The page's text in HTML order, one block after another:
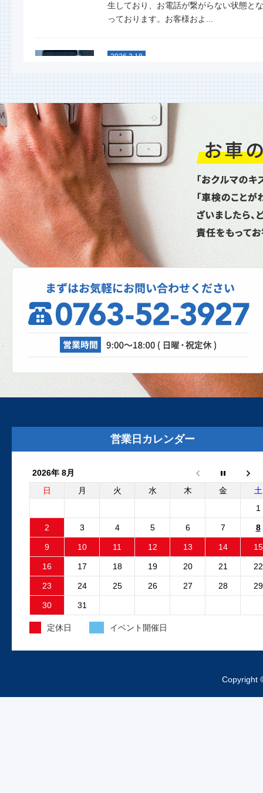
生しており、お電話が繋がらない状態とな
っております。お客様およ...
2026.3.18
タイヤ性能比較テスト命を預ける重要なタ
イヤ。単なる噂やネット情...
2026.1.6
新年あけましておめでとうござ
ます
昨年は格別のお引立てを賜り厚く御礼申し
上げます。本年もどうぞよろしくお願い申
し上げます。本日より通常...
スパネージ（スポット溶接機）
理、成功なるか！？
自動車修理工場では、日々さまざまな設備
が活躍しています。リフト、各エアツー
ル、溶接機、診断機etc....
2025.8.29
外装リニューアルしました
た。グレーの建物と新しいロゴマークの看
板が目印です。Google...
フリーランダー2 電動ファンコ
ントロールユニット 純正品と
外品比較
フリーランダー2でエンジン停止後も電動
ファンが回り続ける故障が発生しました。
故障原因はファンコントロ...
外装工事中のお知らせ
昨日より、工場の外装工事が始まっており
営業日カレンダー
2026年 8月
日
月 火 水 木 金
土
1
2 3 4 5 6 7 8
9 10 11 12 13 14 15
16 17 18 19 20 21 22
23 24 25 26 27 28 29
30 31
定休日 イベント開催日
Copyright